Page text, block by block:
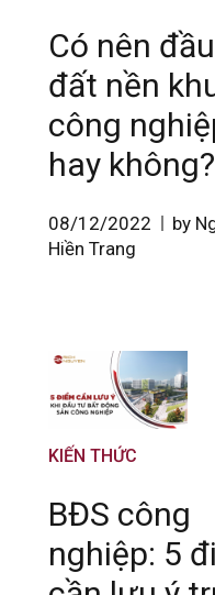
Có nên
đất nền
công
hay không?
08/12/2022
by
Hiền Trang
KIẾN THỨC
BĐS công
nghiệp: 5